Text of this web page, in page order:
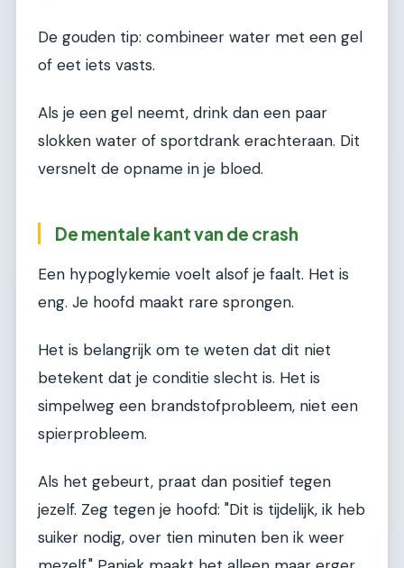
De gouden tip: combineer water met een gel
of eet iets vasts.
Als je een gel neemt, drink dan een paar
slokken water of sportdrank erachteraan. Dit
versnelt de opname in je bloed.
De mentale kant van de crash
Een hypoglykemie voelt alsof je faalt. Het is
eng. Je hoofd maakt rare sprongen.
Het is belangrijk om te weten dat dit niet
betekent dat je conditie slecht is. Het is
simpelweg een brandstofprobleem, niet een
spierprobleem.
Als het gebeurt, praat dan positief tegen
jezelf. Zeg tegen je hoofd: "Dit is tijdelijk, ik heb
suiker nodig, over tien minuten ben ik weer